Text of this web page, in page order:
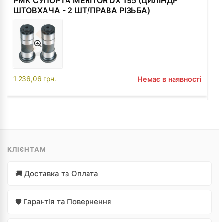
ШТОВХАЧА - 2 ШТ/ПРАВА РІЗЬБА)
1 236,06 грн. Немає в наявності
В НАЯВНОСТІ
КЛІЄНТАМ
🚚 Доставка та Оплата
🛡️ Гарантія та Повернення